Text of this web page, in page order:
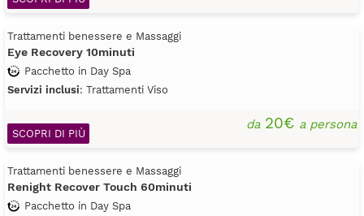
Trattamenti benessere e Massaggi
Eye Recovery 10minuti
Pacchetto in Day Spa
Servizi inclusi: Trattamenti Viso
da20€ a persona
SCOPRI DI PIÙ
Trattamenti benessere e Massaggi
Renight Recover Touch 60minuti
Pacchetto in Day Spa